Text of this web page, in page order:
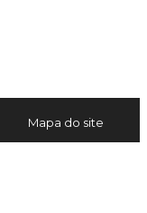
Mapa do site